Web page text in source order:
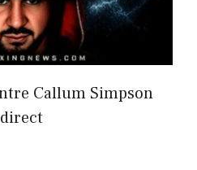
Callum Simpson